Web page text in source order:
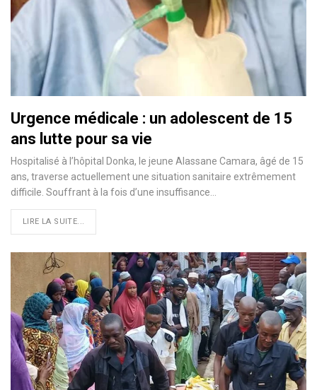
Urgence médicale : un adolescent de 15
ans lutte pour sa vie
Hospitalisé à l’hôpital Donka, le jeune Alassane Camara, âgé de 15
ans, traverse actuellement une situation sanitaire extrêmement
difficile. Souffrant à la fois d’une insuffisance…
LIRE LA SUITE...